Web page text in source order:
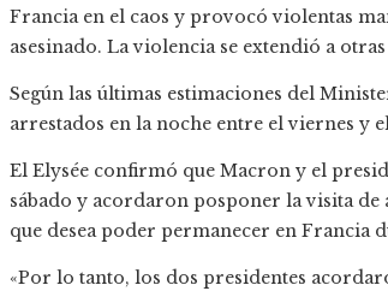
Francia en el caos y provocó violentas
asesinado. La violencia se extendió a
Según las últimas estimaciones del
arrestados en la noche entre el viernes y
El Elysée confirmó que Macron y el
sábado y acordaron posponer la visita
que desea poder permanecer en Francia
«Por lo tanto, los dos presidentes